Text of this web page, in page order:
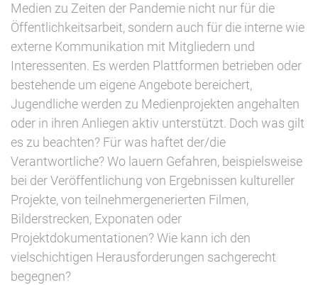
Medien zu Zeiten der Pandemie nicht nur für die
Öffentlichkeitsarbeit, sondern auch für die interne wie
externe Kommunikation mit Mitgliedern und
Interessenten. Es werden Plattformen betrieben oder
bestehende um eigene Angebote bereichert,
Jugendliche werden zu Medienprojekten angehalten
oder in ihren Anliegen aktiv unterstützt. Doch was gilt
es zu beachten? Für was haftet der/die
Verantwortliche? Wo lauern Gefahren, beispielsweise
bei der Veröffentlichung von Ergebnissen kultureller
Projekte, von teilnehmergenerierten Filmen,
Bilderstrecken, Exponaten oder
Projektdokumentationen? Wie kann ich den
vielschichtigen Herausforderungen sachgerecht
begegnen?